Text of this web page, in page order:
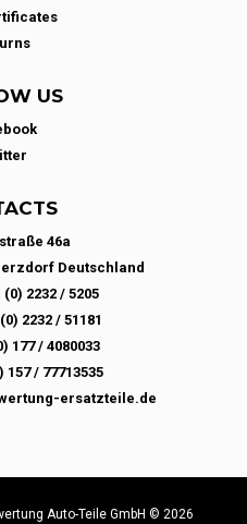
US
46a
Deutschland
2232 / 5205
2232 / 51181
177 / 4080033
/ 77713535
ersatzteile.de
Auto-Teile GmbH © 2026